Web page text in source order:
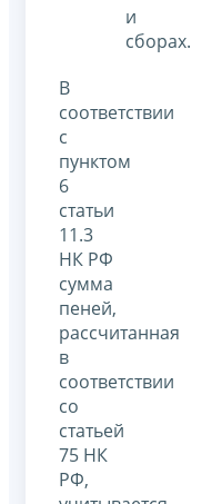
и
сборах.
В
соответствии
с
пунктом
6
статьи
11.3
НК РФ
сумма
пеней,
рассчитанная
в
соответствии
со
статьей
75 НК
РФ,